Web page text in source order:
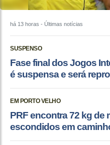
há 13 horas - Últimas notícias
SUSPENSO
Fase final dos Jogos
é suspensa e será
EM PORTO VELHO
PRF encontra 72 kg de
escondidos em